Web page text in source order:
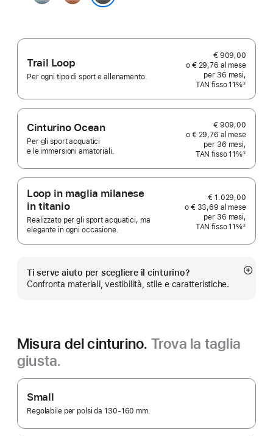
chiaro
Trail Loop
Per ogni tipo di sport e allenamento.
€ 909,00
o € 29,76 al mese
per 36 mesi,
TAN fisso 11%①
Cinturino Ocean
Per gli sport acquatici
e le immersioni amatoriali.
€ 909,00
o € 29,76 al mese
per 36 mesi,
TAN fisso 11%①
Loop in maglia milanese
in titanio
Realizzato per gli sport acquatici, ma
elegante in ogni occasione.
€ 1.029,00
o € 33,69 al mese
per 36 mesi,
TAN fisso 11%①
Ti serve aiuto per scegliere il cinturino?
Confronta materiali, vestibilità, stile e caratteristiche.
Mostra
Misura del cinturino. Trova la taglia
giusta.
Small
Regolabile per polsi da 130-160 mm.